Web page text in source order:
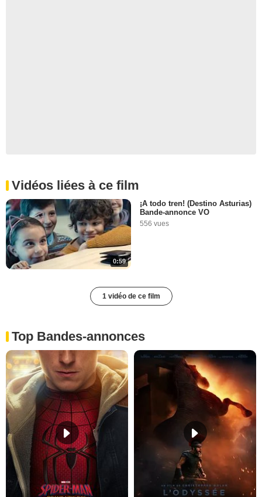
Vidéos liées à ce film
0:59
¡A todo tren! (Destino Asturias)
Bande-annonce VO
556 vues
1 vidéo de ce film
Top Bandes-annonces